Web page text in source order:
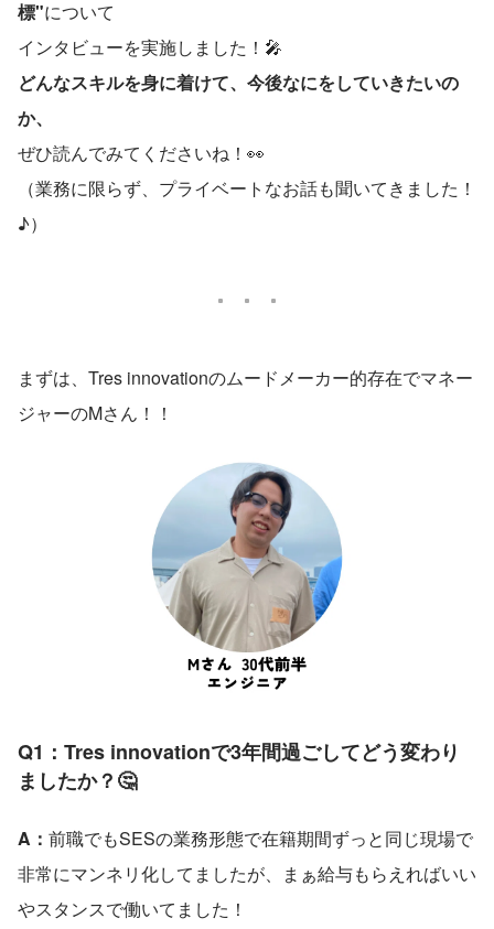
標"について
インタビューを実施しました！🎤
どんなスキルを身に着けて、今後なにをしていきたいの
か、
ぜひ読んでみてくださいね！👀
（業務に限らず、プライベートなお話も聞いてきました！
♪）
まずは、Tres innovationのムードメーカー的存在でマネー
ジャーのMさん！！
Q1：Tres innovationで3年間過ごしてどう変わり
ましたか？🤔
A： 前職でもSESの業務形態で在籍期間ずっと同じ現場で
非常にマンネリ化してましたが、まぁ給与もらえればいい
やスタンスで働いてました！